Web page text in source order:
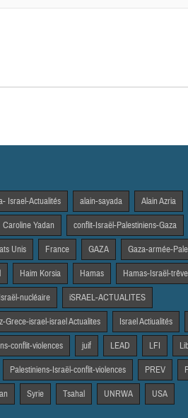
Israel-Actualités alain-sayada Alain Azria
Caroline Yadan conflit-Israël-Palestiniens-Gaza
Unis France GAZA Gaza-armée-
Haim Korsia Hamas Hamas-Israël-
nucléaire iSRAEL-ACTUALITES
Grece-israel-israel Actualites Israel Actiualités
conflit-violences juif LEAD LFI
Palestiniens-Israël-conflit-violences PREV
Syrie Tsahal UNRWA USA